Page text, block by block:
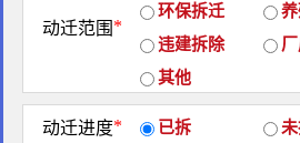
房屋拆迁补偿 企业拆迁补偿 厂房拆迁补
地区政策 当前
动迁范围 *
环保拆迁
违建拆除
其他
动迁进度* 已拆